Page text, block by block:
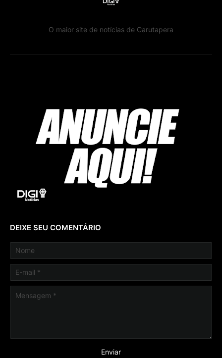
O maior site de notícias de Carutapera
DEIXE SEU COMENTÁRIO